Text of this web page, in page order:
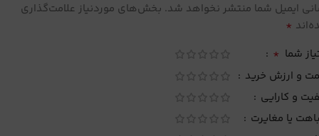
ایمیل شما منتشر نخواهد شد. بخش‌های موردنیاز علامت‌گذاری
*
شما *
و ارزش خرید
و کارایی
یا مغایرت